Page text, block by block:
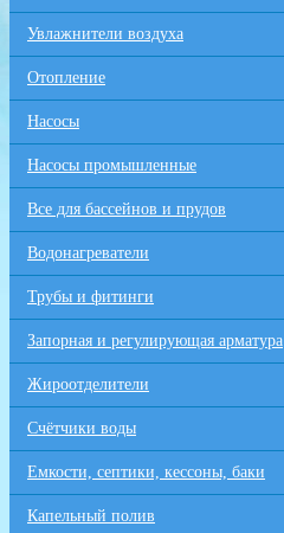
Увлажнители воздуха
Отопление
Насосы
Насосы промышленные
Все для бaссейнов и прудов
Водонагреватели
Трубы и фитинги
Запорная и регулирующая арматура
Жироотделители
Счётчики воды
Емкости, септики, кессоны, баки
Капельный полив